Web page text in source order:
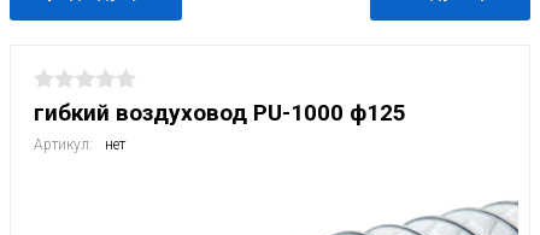
гибкий воздуховод PU-1000 ф125
Артикул: нет